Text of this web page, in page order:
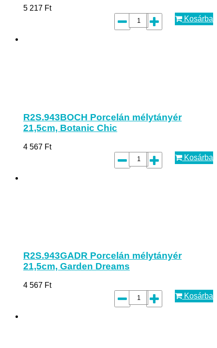
5 217 Ft
Kosárba
R2S.943BOCH Porcelán mélytányér
21,5cm, Botanic Chic
4 567 Ft
Kosárba
R2S.943GADR Porcelán mélytányér
21,5cm, Garden Dreams
4 567 Ft
Kosárba